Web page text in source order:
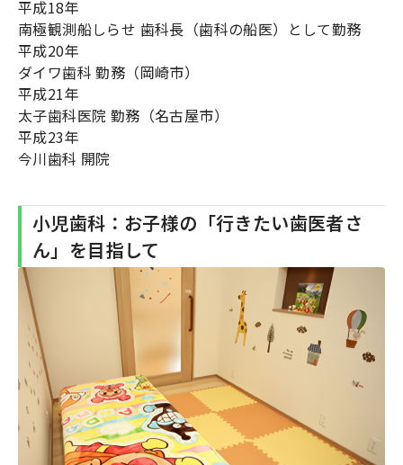
平成18年
南極観測船しらせ 歯科長（歯科の船医）として勤務
平成20年
ダイワ歯科 勤務（岡崎市）
平成21年
太子歯科医院 勤務（名古屋市）
平成23年
今川歯科 開院
小児歯科：お子様の「行きたい歯医者さ
ん」を目指して